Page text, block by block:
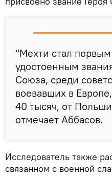
"Мехти стал
удостоенным
Союза, среди
воевавших в
40 тысяч, от
отмечает Аббасов.
Исследователь также
связанном с военной